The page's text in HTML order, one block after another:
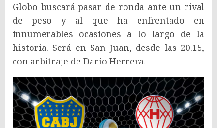
Globo buscará pasar de ronda ante un rival
de peso y al que ha enfrentado en
innumerables ocasiones a lo largo de la
historia. Será en San Juan, desde las 20.15,
con arbitraje de Darío Herrera.